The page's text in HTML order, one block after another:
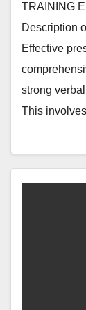
TRAINING
Description
Effective
strong
This